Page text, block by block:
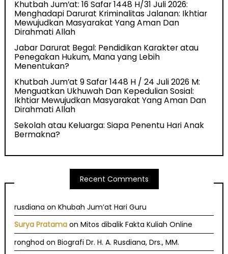
Khutbah Jum’at: 16 Safar 1448 H/31 Juli 2026:
Menghadapi Darurat Kriminalitas Jalanan: Ikhtiar
Mewujudkan Masyarakat Yang Aman Dan
Dirahmati Allah
Jabar Darurat Begal: Pendidikan Karakter atau
Penegakan Hukum, Mana yang Lebih
Menentukan?
Khutbah Jum’at 9 Safar 1448 H / 24 Juli 2026 M:
Menguatkan Ukhuwah Dan Kepedulian Sosial:
Ikhtiar Mewujudkan Masyarakat Yang Aman Dan
Dirahmati Allah
Sekolah atau Keluarga: Siapa Penentu Hari Anak
Bermakna?
Recent Comments
rusdiana onKhubah Jum’at Hari Guru
Surya Pratama onMitos dibalik Fakta Kuliah Online
ronghod onBiografi Dr. H. A. Rusdiana, Drs., MM.